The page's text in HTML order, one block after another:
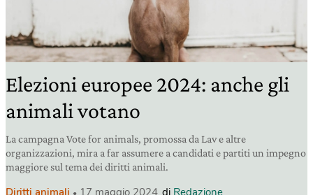
Elezioni europee 2024: anche gli
animali votano
La campagna Vote for animals, promossa da Lav e altre
organizzazioni, mira a far assumere a candidati e partiti un impegno
maggiore sul tema dei diritti animali.
Diritti animali 17 maggio 2024 di Redazione